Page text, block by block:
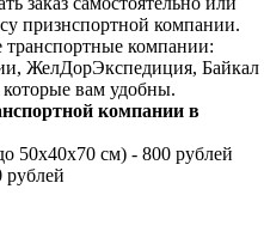
признспортной компании.
компании:
ЖелДорЭкспедиция, Байкал
вам удобны.
компании в
50х40х70 см) - 800 рублей
рублей